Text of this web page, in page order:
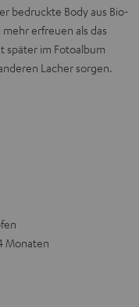
bedruckte Body aus Bio-
erfreuen als das
später im Fotoalbum
Lacher sorgen.
Monaten